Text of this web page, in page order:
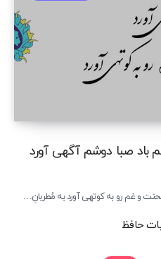
و غم رو به کوتهی آورد به مُطربانِ…
حافظ